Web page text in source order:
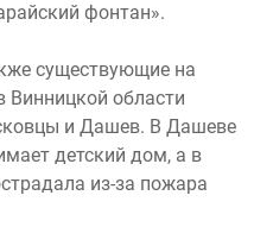
фонтан».
существующие на
Винницкой области
и Дашев. В Дашеве
детский дом, а в
из-за пожара